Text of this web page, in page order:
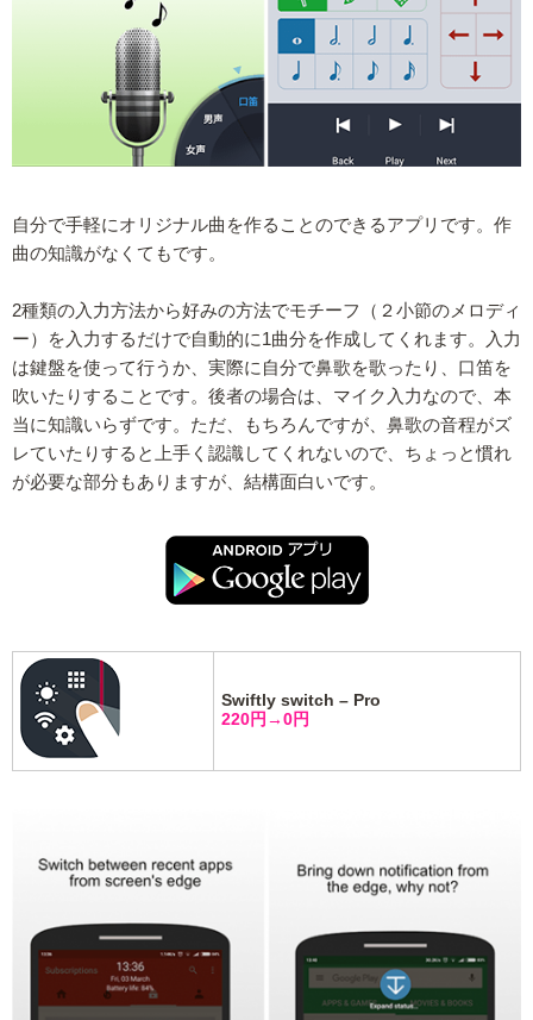
自分で手軽にオリジナル曲を作ることのできるアプリです。作
曲の知識がなくてもです。
2種類の入力方法から好みの方法でモチーフ（２小節のメロディ
ー）を入力するだけで自動的に1曲分を作成してくれます。入力
は鍵盤を使って行うか、実際に自分で鼻歌を歌ったり、口笛を
吹いたりすることです。後者の場合は、マイク入力なので、本
当に知識いらずです。ただ、もちろんですが、鼻歌の音程がズ
レていたりすると上手く認識してくれないので、ちょっと慣れ
が必要な部分もありますが、結構面白いです。
Swiftly switch – Pro
220円→0円